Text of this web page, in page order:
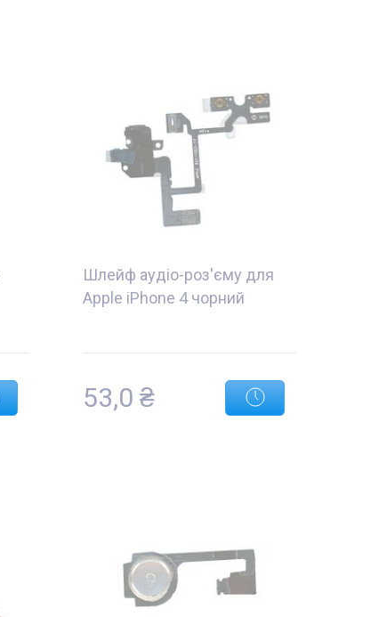
Шлейф аудіо-роз'єму для
Apple iPhone 4 чорний
53,0 ₴